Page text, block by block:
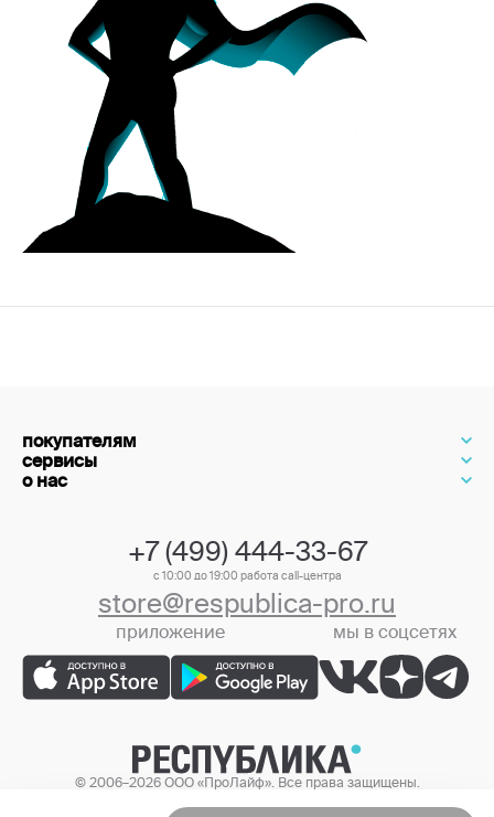
покупателям
сервисы
о нас
+7 (499) 444-33-67
с 10:00 до 19:00 работа call-центра
store@respublica-pro.ru
приложение мы в соцсетях
© 2006–2026 ООО «ПроЛайф». Все права защищены.